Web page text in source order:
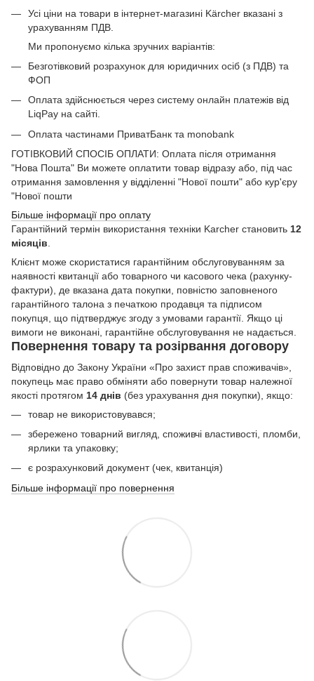
Усі ціни на товари в інтернет-магазині Kärcher вказані з
урахуванням ПДВ.
Ми пропонуємо кілька зручних варіантів:
Безготівковий розрахунок для юридичних осіб (з ПДВ) та
ФОП
Оплата здійснюється через систему онлайн платежів від
LiqPay на сайті.
Оплата частинами ПриватБанк та monobank
ГОТІВКОВИЙ СПОСІБ ОПЛАТИ: Оплата після отримання
"Нова Пошта" Ви можете оплатити товар відразу або, під час
отримання замовлення у відділенні "Нової пошти" або кур'єру
"Нової пошти
Більше інформації про оплату
Гарантійний термін використання техніки Karcher становить 12
місяців
Клієнт може скористатися гарантійним обслуговуванням за
наявності квитанції або товарного чи касового чека (рахунку-
фактури), де вказана дата покупки, повністю заповненого
гарантійного талона з печаткою продавця та підписом
покупця, що підтверджує згоду з умовами гарантії. Якщо ці
вимоги не виконані, гарантійне обслуговування не надається.
Повернення товару та розірвання договору
Відповідно до Закону України «Про захист прав споживачів»,
покупець має право обміняти або повернути товар належної
якості протягом 14 днів (без урахування дня покупки), якщо:
товар не використовувався;
збережено товарний вигляд, споживчі властивості, пломби,
ярлики та упаковку;
є розрахунковий документ (чек, квитанція)
Більше інформації про повернення